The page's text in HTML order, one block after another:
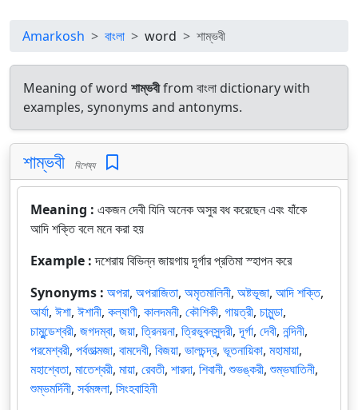
Amarkosh বাংলা word শাম্ভবী
Meaning of word শাম্ভবীfrom বাংলা dictionary with
examples, synonyms and antonyms.
শাম্ভবী বিশেষ্য
Meaning : একজন দেবী যিনি অনেক অসুর বধ করেছেন এবং যাঁকে
আদি শক্তি বলে মনে করা হয়
Example :দশেরায় বিভিন্ন জায়গায় দূর্গার প্রতিমা স্হাপন করে
Synonyms : অপরা, অপরাজিতা, অমৃতমালিনী, অষ্টভূজা, আদি শক্তি,
আর্যা, ঈশা, ঈশানী, কল্যাণী, কালদমনী, কৌশিকী, গায়ত্রী, চামুন্ডা,
চামুন্ডেশ্বরী, জগদম্বা, জয়া, ত্রিনয়না, ত্রিভুবনসুন্দরী,দূর্গা, দেবী, নন্দিনী,
পরমেশ্বরী, পর্বতাত্মজা, বামদেবী, বিজয়া, ভালচন্দ্র, ভূতনায়িকা, মহামায়া,
মহাশ্বেতা, মাতেশ্বরী, মায়া, রেবতী, শারদা, শিবানী,শুভঙ্করী,শুম্ভঘাতিনী,
শুম্ভমর্দিনী, সর্বমঙ্গলা, সিংহবাহিনী